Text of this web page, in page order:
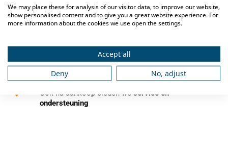
u aan toe bent.
✓ Indien op voorraad binnen1-3 werkdagen
Gratis verzendingvanaf €250,-
Deskundig advies van grootkeukenspecialisten
✓ Ook na aankoop bieden we service en
ondersteuning
We may place these for analysis of our visitor data, to improve our website,
show personalised content and to give you a great website experience. For
more information about the cookies we use open the settings.
Accept all
Deny
No, adjust